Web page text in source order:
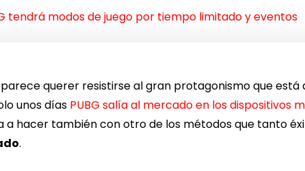
tendrá modos de juego por tiempo limitado y eventos
parece querer resistirse al gran protagonismo que está
unos días PUBG salía al mercado en los dispositivos
a hacer también con otro de los métodos que tanto
.